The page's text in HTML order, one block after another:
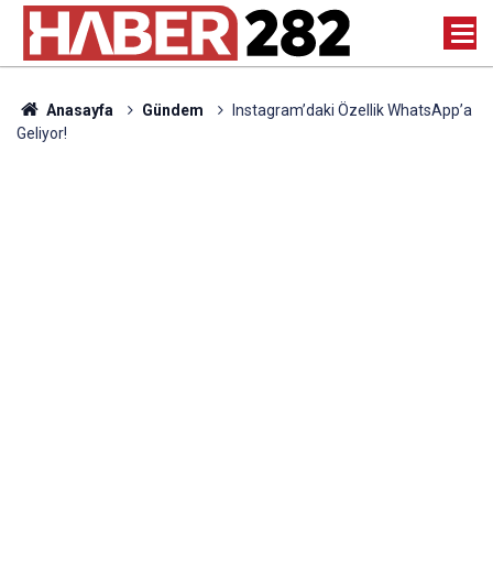
Anasayfa Gündem
Instagram’daki Özellik WhatsApp’a
Geliyor!